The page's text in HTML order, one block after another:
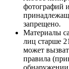
фотографий
запрещено.
Материалы
лиц старше
может
правила